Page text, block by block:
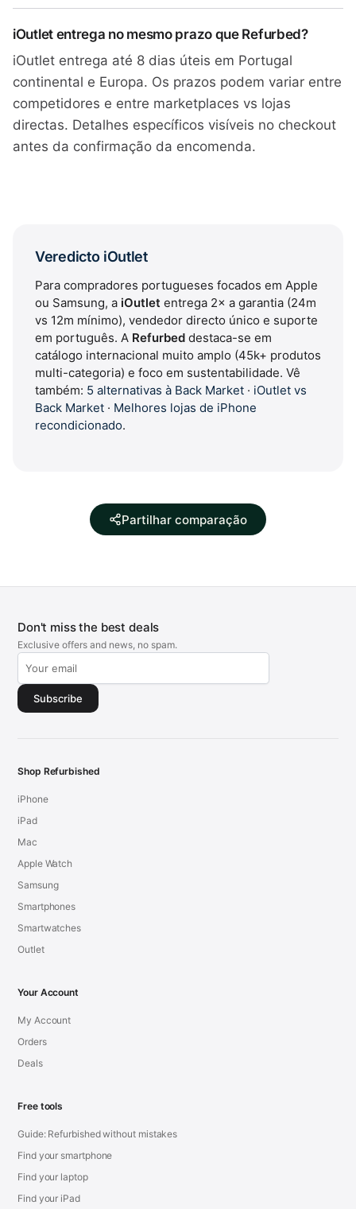
iOutlet entrega no mesmo prazo que Refurbed?
iOutlet entrega até 8 dias úteis em Portugal
continental e Europa. Os prazos podem variar entre
competidores e entre marketplaces vs lojas
directas. Detalhes específicos visíveis no checkout
antes da confirmação da encomenda.
Veredicto iOutlet
Para compradores portugueses focados em Apple
ou Samsung, a iOutlet entrega 2× a garantia (24m
vs 12m mínimo), vendedor directo único e suporte
em português. A Refurbed destaca-se em
catálogo internacional muito amplo (45k+ produtos
multi-categoria) e foco em sustentabilidade. Vê
também: 5 alternativas à Back Market · iOutlet vs
Back Market · Melhores lojas de iPhone
recondicionado.
Partilhar comparação
Don't miss the best deals
Exclusive offers and news, no spam.
Subscribe
Shop Refurbished
iPhone
iPad
Mac
Apple Watch
Samsung
Smartphones
Smartwatches
Outlet
Your Account
My Account
Orders
Deals
Free tools
Guide: Refurbished without mistakes
Find your smartphone
Find your laptop
Find your iPad